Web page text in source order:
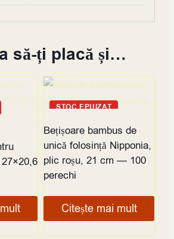
să-ți placă și…
STOC EPUIZAT
Bețișoare bambus de
unică folosință Nipponia,
plic roșu, 21 cm — 100
perechi
Citește mai mult